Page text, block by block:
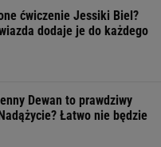
ćwiczenie Jessiki Biel?
dodaje je do każdego
Dewan to prawdziwy
Łatwo nie będzie